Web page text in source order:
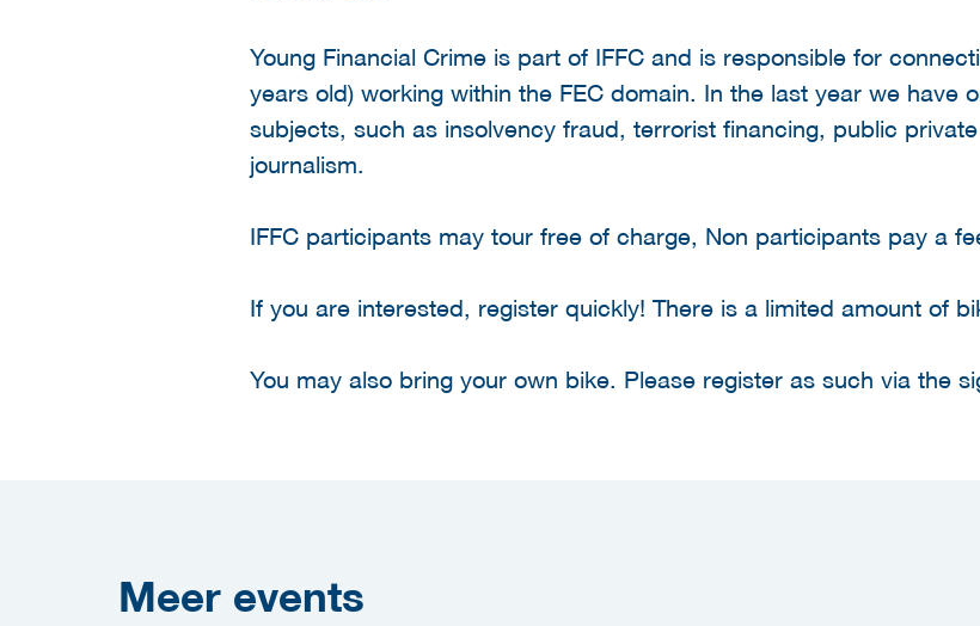
Young Financial Crime is part of IFFC and is responsible for
years old) working within the FEC domain. In the last year we have
subjects, such as insolvency fraud, terrorist financing, public
journalism.
IFFC participants may tour free of charge, Non participants pay a
If you are interested, register quickly! There is a limited amount of
You may also bring your own bike. Please register as such via the
Meer events